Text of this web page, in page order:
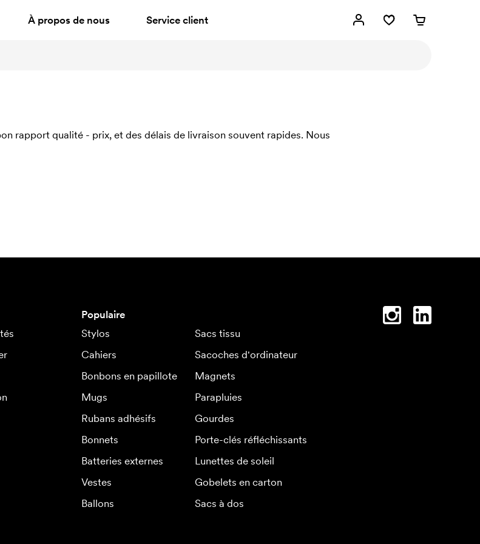
À propos de nous Service client
rapport qualité - prix, et des délais de livraison souvent rapides. Nous
Populaire
Stylos
Sacs tissu
Cahiers
Sacoches d'ordinateur
Bonbons en papillote
Magnets
Mugs
Parapluies
Rubans adhésifs
Gourdes
Bonnets
Porte-clés réfléchissants
Batteries externes
Lunettes de soleil
Vestes
Gobelets en carton
Ballons
Sacs à dos